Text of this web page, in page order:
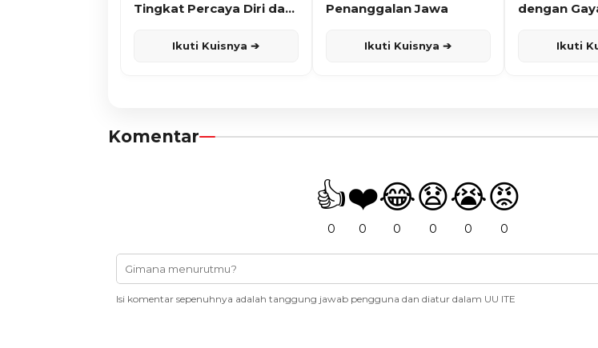
Tingkat Percaya Diri dan
Ikuti Kuisnya ➔
Penanggalan Jawa
Ikuti Kuisnya ➔
dengan
Ikuti
Komentar
👍
0
❤️
0
😂
0
😧
0
😭
0
😡
0
Isi komentar sepenuhnya adalah tanggung jawab pengguna dan diatur dalam UU ITE